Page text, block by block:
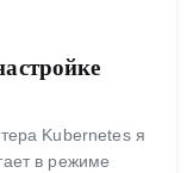
Kubernetes я
в режиме